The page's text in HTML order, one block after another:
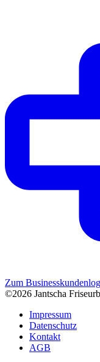
Zum
©2026 Jantscha
Impressum
Datenschutz
Kontakt
AGB